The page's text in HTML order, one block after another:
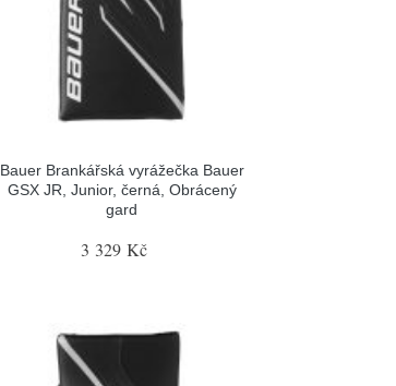
Bauer Brankářská vyrážečka Bauer
GSX JR, Junior, černá, Obrácený
gard
3 329 Kč